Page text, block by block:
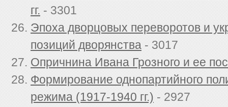
гг. - 3301
Эпоха дворцовых переворотов и
позиций дворянства - 3017
Опричнина Ивана Грозного и ее
Формирование однопартийного
режима (1917-1940 гг.) - 2927